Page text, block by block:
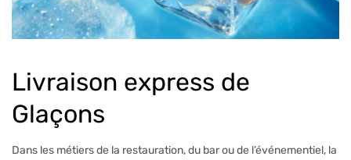
Livraison express de
Glaçons
Dans les métiers de la restauration, du bar ou de l’événementiel, la